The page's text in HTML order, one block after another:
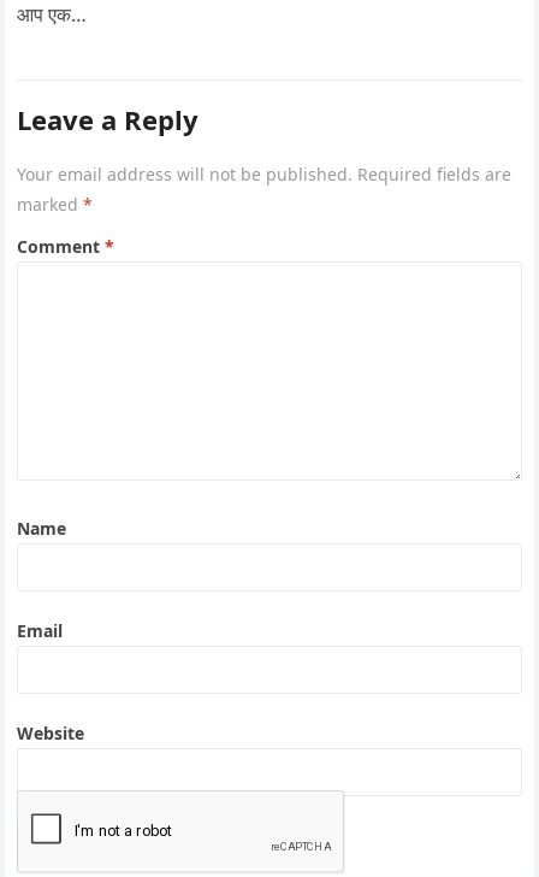
आप एक…
Leave a Reply
Your email address will not be published. Required fields are
marked*
Comment*
Name
Email
Website